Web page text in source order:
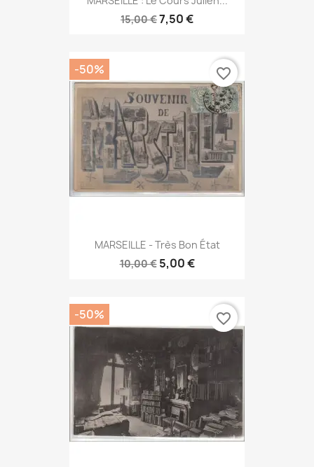
15,00 €7,50 €
MARSEILLE - Très Bon État
10,00 € 5,00 €
-50% favorite_border
-50% favorite_border